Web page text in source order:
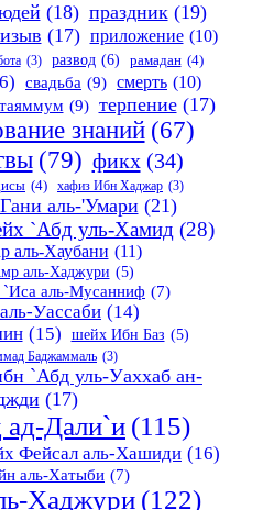
(18) праздник (19)
(17) приложение (10)
(3) развод (6) рамадан (4)
свадьба (9) смерть (10)
таяммум (9) терпение (17)
знаний (67)
(79) фикх (34)
(4) хафиз Ибн Хаджар (3)
аль-'Умари (21)
`Абд уль-Хамид (28)
аль-Хаубани (11)
аль-Хаджури (5)
аль-Мусанниф (7)
Уассаби (14)
(15) шейх Ибн Баз (5)
Баджаммаль (3)
`Абд уль-Уаххаб ан-
(17)
Дали`и (115)
Фейсал аль-Хашиди (16)
аль-Хатыби (7)
Хаджури (122)